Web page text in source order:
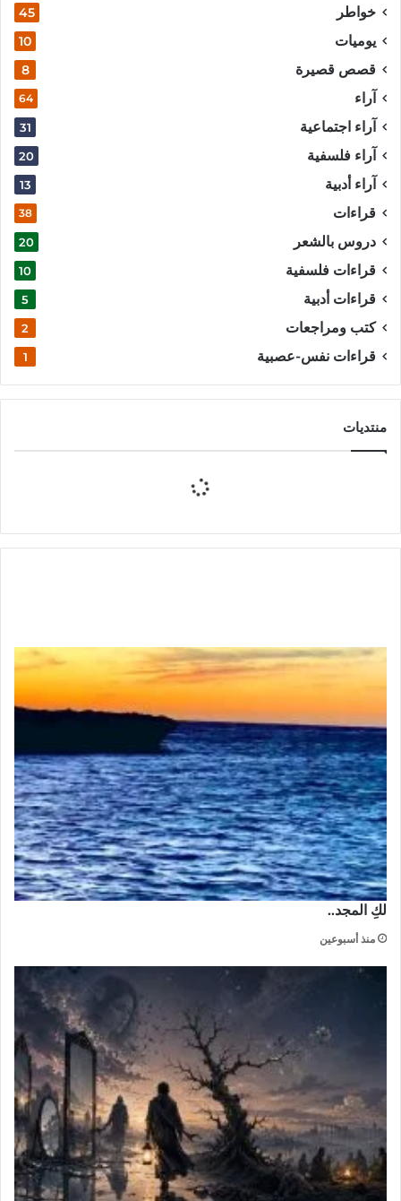
خواطر 45
يوميات 10
قصص قصيرة 8
آراء 64
آراء اجتماعية 31
آراء فلسفية 20
آراء أدبية 13
قراءات 38
دروس بالشعر 20
قراءات فلسفية 10
قراءات أدبية 5
كتب ومراجعات 2
قراءات نفس-عصبية 1
منتديات
لكِ المجد..
منذ أسبوعين